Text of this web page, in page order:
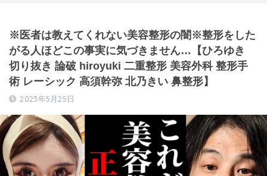
※医者は教えてくれない美容整形の闇※整形をした
がる人ほどこの事実に気づきません…【ひろゆき
切り抜き 論破 hiroyuki 二重整形 美容外科 整形手
術 レーシック 高須幹弥 北乃きい 鼻整形】
2023年5月25日